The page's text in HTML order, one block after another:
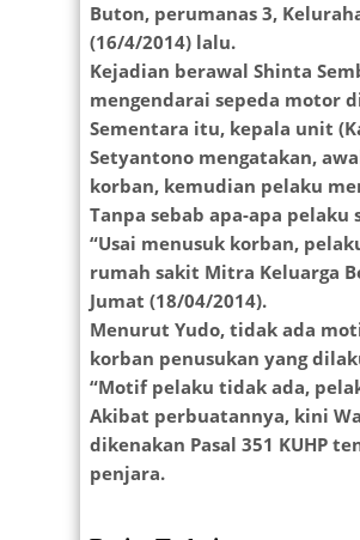
Buton, perumanas 3,
(16/4/2014) lalu.
Kejadian berawal Shinta
mengendarai sepeda motor
Sementara itu, kepala unit
Setyantono mengatakan,
korban, kemudian pelaku
Tanpa sebab apa-apa
“Usai menusuk korban,
rumah sakit Mitra Keluarga
Jumat (18/04/2014).
Menurut Yudo, tidak ada
korban penusukan yang
“Motif pelaku tidak ada,
Akibat perbuatannya, kini
dikenakan Pasal 351 KUHP
penjara.